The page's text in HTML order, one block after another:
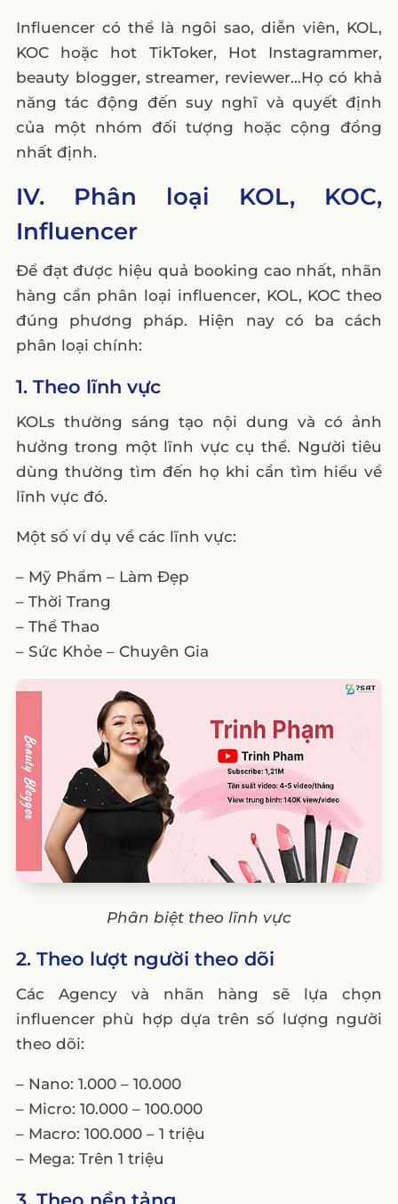
Influencer có thể là ngôi sao, diễn viên, KOL,
KOC hoặc hot TikToker, Hot Instagrammer,
beauty blogger, streamer, reviewer…Họ có khả
năng tác động đến suy nghĩ và quyết định
của một nhóm đối tượng hoặc cộng đồng
nhất định.
IV. Phân loại KOL, KOC,
Influencer
Để đạt được hiệu quả booking cao nhất, nhãn
hàng cần phân loại influencer, KOL, KOC theo
đúng phương pháp. Hiện nay có ba cách
phân loại chính:
1. Theo lĩnh vực
KOLs thường sáng tạo nội dung và có ảnh
hưởng trong một lĩnh vực cụ thể. Người tiêu
dùng thường tìm đến họ khi cần tìm hiểu về
lĩnh vực đó.
Một số ví dụ về các lĩnh vực:
– Mỹ Phẩm – Làm Đẹp
– Thời Trang
– Thể Thao
– Sức Khỏe – Chuyên Gia
Phân biệt theo lĩnh vực
2. Theo lượt người theo dõi
Các Agency và nhãn hàng sẽ lựa chọn
influencer phù hợp dựa trên số lượng người
theo dõi:
– Nano: 1.000 – 10.000
– Micro: 10.000 – 100.000
– Macro: 100.000 – 1 triệu
– Mega: Trên 1 triệu